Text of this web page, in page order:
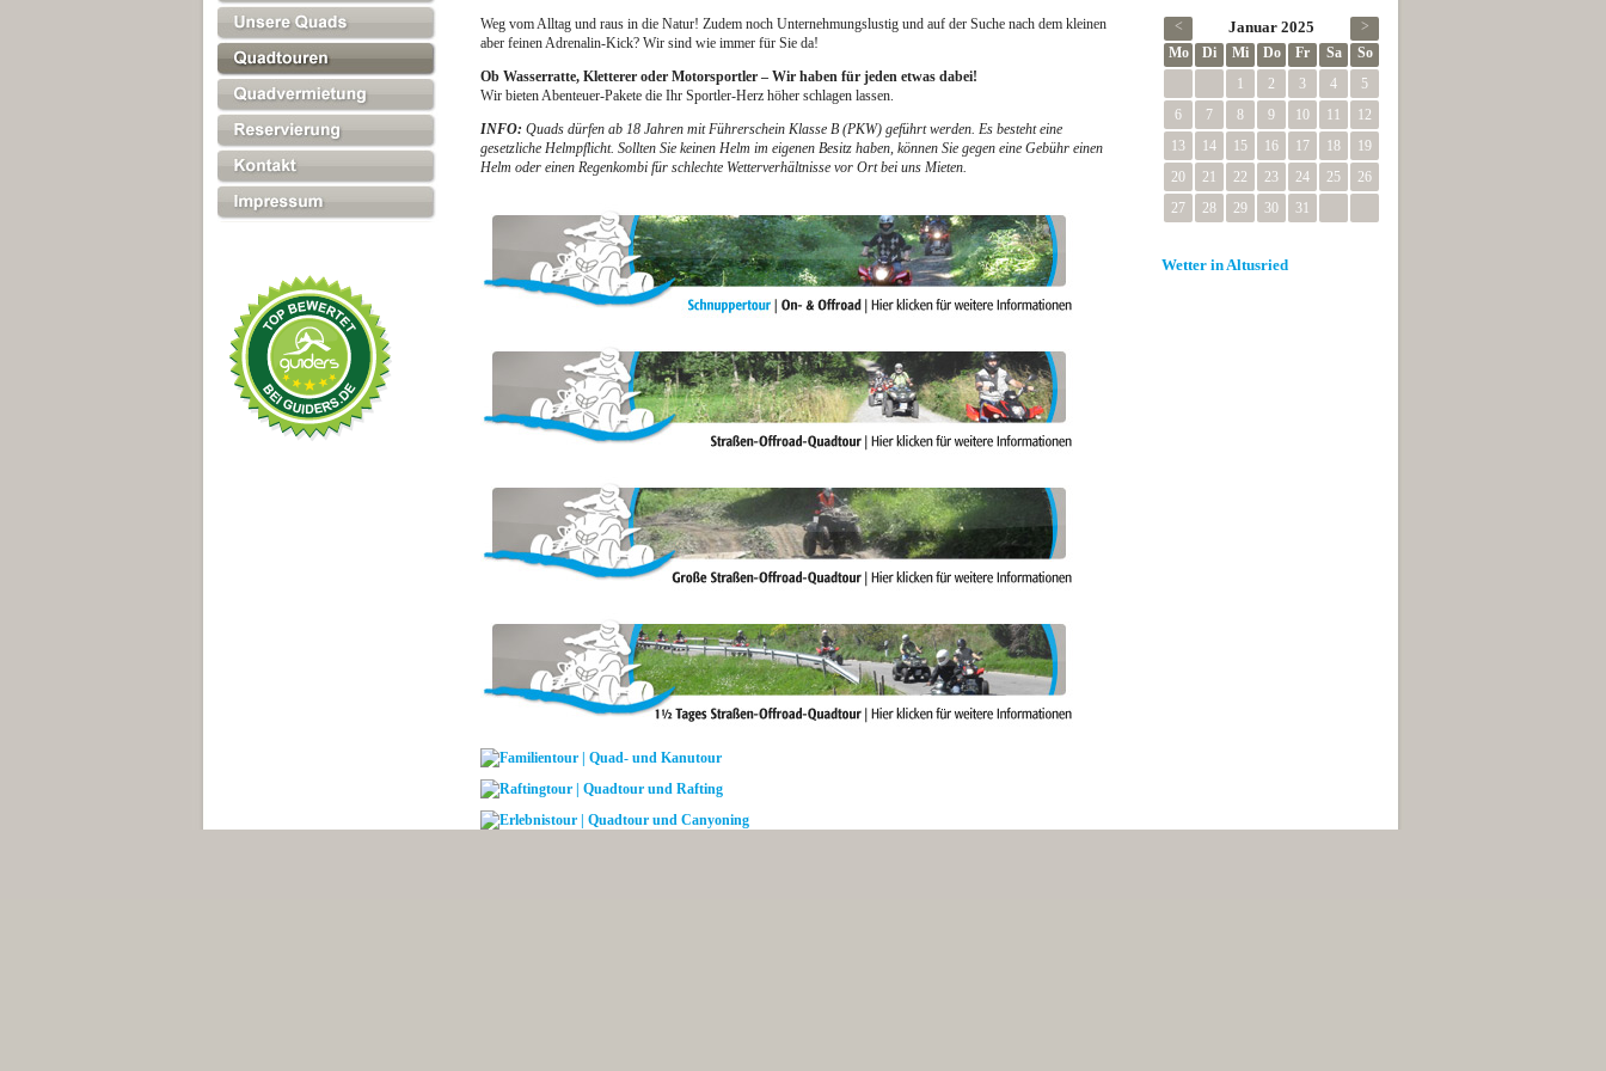
< Januar 2025
>
Mo
Di Mi Do Fr Sa
So
1
2 3 4
5
6
7 8 9 10 11
12
13
14 15 16 17 18
19
20
21 22 23 24 25
26
27
28 29 30 31
Wetter in Altusried
Weg vom Alltag und raus in die Natur! Zudem noch Unternehmungslustig und auf der Suche nach dem kleinen
aber feinen Adrenalin-Kick? Wir sind wie immer für Sie da!
Ob Wasserratte, Kletterer oder Motorsportler – Wir haben für jeden etwas dabei!
Wir bieten Abenteuer-Pakete die Ihr Sportler-Herz höher schlagen lassen.
INFO: Quads dürfen ab 18 Jahren mit Führerschein Klasse B (PKW) geführt werden. Es besteht eine
gesetzliche Helmpflicht. Sollten Sie keinen Helm im eigenen Besitz haben, können Sie gegen eine Gebühr einen
Helm oder einen Regenkombi für schlechte Wetterverhältnisse vor Ort bei uns Mieten.